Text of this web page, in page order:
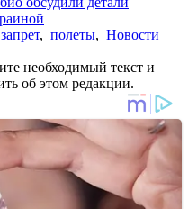
запрет, полеты, Новости
необходимый текст и
об этом редакции.